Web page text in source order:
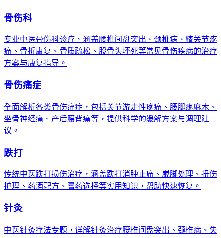
骨伤科
专业中医骨伤科诊疗，涵盖腰椎间盘突出、颈椎病、膝关节疼
痛、骨折康复、骨质疏松、股骨头坏死等常见骨伤疾病的治疗
方案与康复指导。
骨伤痛症
全面解析各类骨伤痛症，包括关节游走性疼痛、腰腿疼麻木、
坐骨神经痛、产后腰背痛等，提供科学的缓解方案与调理建
议。
跌打
传统中医跌打损伤治疗，涵盖跌打消肿止痛、崴脚处理、扭伤
护理、药酒配方、膏药选择等实用知识，帮助快速恢复。
针灸
中医针灸疗法专题，详解针灸治疗腰椎间盘突出、颈椎病、失